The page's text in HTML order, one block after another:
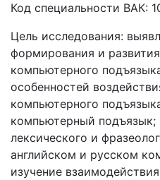
Код cпециальности ВАК:
Цель исследования:
формирования и
компьютерного
особенностей
компьютерного
компьютерный подъязык;
лексического и
английском и русском
изучение